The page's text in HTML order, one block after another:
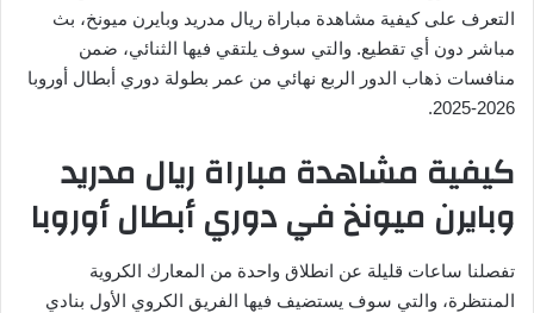
التعرف على كيفية مشاهدة مباراة ريال مدريد وبايرن ميونخ، بث
مباشر دون أي تقطيع. والتي سوف يلتقي فيها الثنائي، ضمن
منافسات ذهاب الدور الربع نهائي من عمر بطولة دوري أبطال أوروبا
2026-2025.
كيفية مشاهدة مباراة ريال مدريد
وبايرن ميونخ في دوري أبطال أوروبا
تفصلنا ساعات قليلة عن انطلاق واحدة من المعارك الكروية
المنتظرة، والتي سوف يستضيف فيها الفريق الكروي الأول بنادي